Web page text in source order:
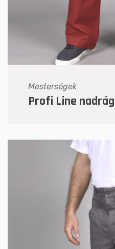
Mesterségek
Profi Line nadrág